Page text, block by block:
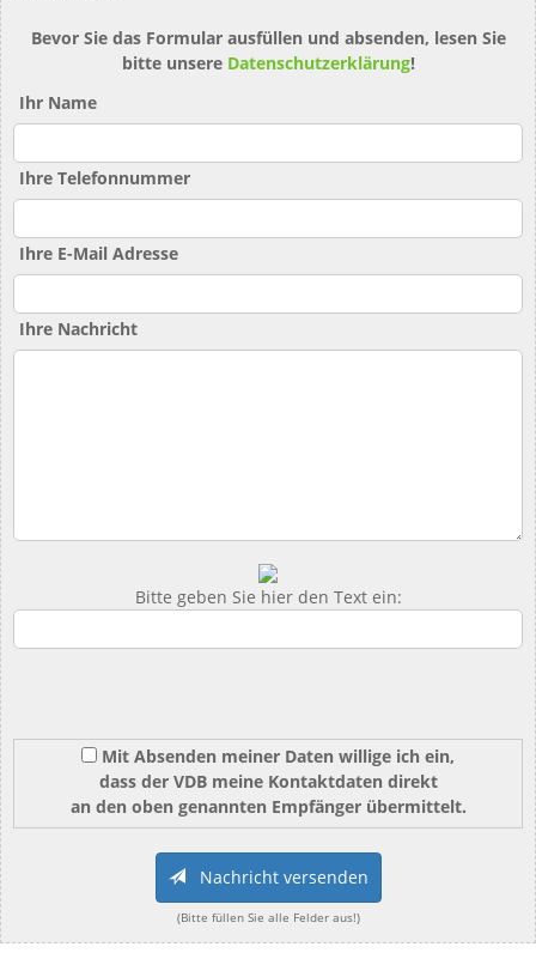
Bevor Sie das Formular ausfüllen und absenden, lesen Sie
bitte unsere Datenschutzerklärung!
Ihr Name
Ihre Telefonnummer
Ihre E-Mail Adresse
Ihre Nachricht
Bitte geben Sie hier den Text ein:
Mit Absenden meiner Daten willige ich ein,
dass der VDB meine Kontaktdaten direkt
an den oben genannten Empfänger übermittelt.
Nachricht versenden
(Bitte füllen Sie alle Felder aus!)